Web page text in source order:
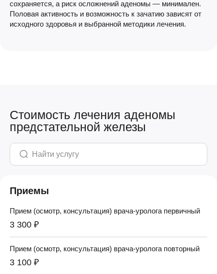
сохраняется, а риск осложнений аденомы — минимален.
Половая активность и возможность к зачатию зависят от
исходного здоровья и выбранной методики лечения.
Стоимость лечения аденомы
предстательной железы
Приемы
Прием (осмотр, консультация) врача-уролога первичный
3 300 ₽
Прием (осмотр, консультация) врача-уролога повторный
3 100 ₽